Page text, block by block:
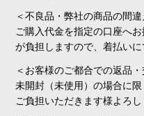
＜不良品・弊社の商品の間違
ご購入代金を指定の口座へ
が負担しますので、着払いに
＜お客様のご都合での返品
未開封（未使用）の場合に
ご負担いただきます様よろし